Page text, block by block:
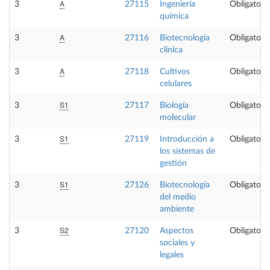
3 A 27115
Ingeniería
química
Obligatoria
3 A 27116
Biotecnología
clínica
Obligatoria
3 A 27118
Cultivos
celulares
Obligatoria
3 S1 27117
Biología
molecular
Obligatoria
3 S1 27119
Introducción a
los sistemas de
gestión
Obligatoria
3 S1 27126
Biotecnología
del medio
ambiente
Obligatoria
3 S2 27120
Aspectos
sociales y
legales
Obligatoria